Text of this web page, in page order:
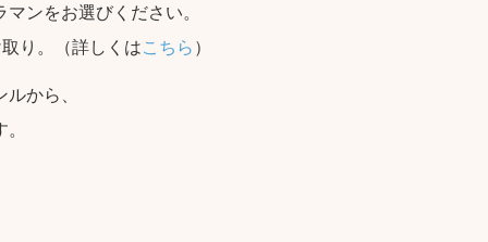
ンをお選びください。
り。（詳しくはこちら ）
から、